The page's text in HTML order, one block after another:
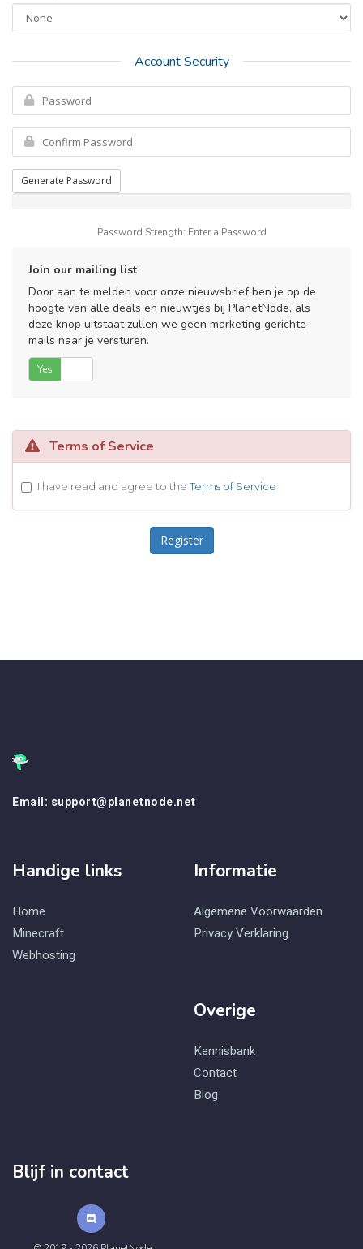
Account Security
Generate Password
Password Strength: Enter a Password
Join our mailing list
Door aan te melden voor onze nieuwsbrief ben je op de
hoogte van alle deals en nieuwtjes bij PlanetNode, als
deze knop uitstaat zullen we geen marketing gerichte
mails naar je versturen.
Yes
Terms of Service
I have read and agree to theTerms of Service
Email: support@planetnode.net
Handige links
Home
Minecraft
Webhosting
Informatie
Algemene Voorwaarden
Privacy Verklaring
Overige
Kennisbank
Contact
Blog
Blijf in contact